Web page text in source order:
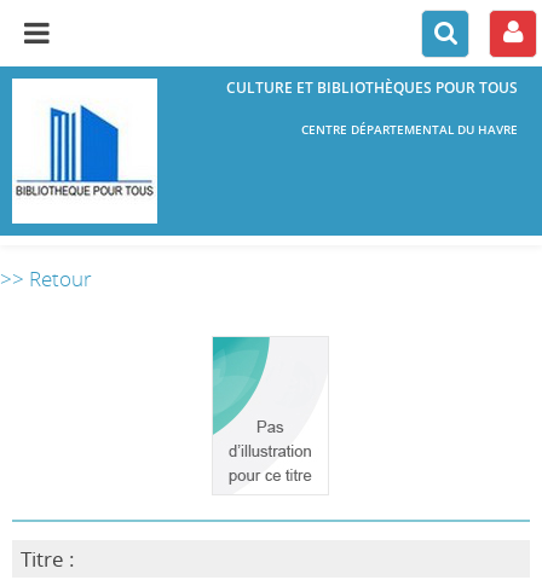
CULTURE ET BIBLIOTHÈQUES POUR TOUS
CENTRE DÉPARTEMENTAL DU HAVRE
>> Retour
Titre :